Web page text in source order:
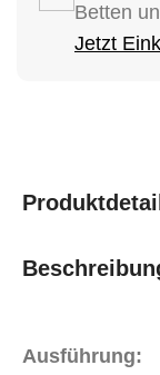
Betten
Jetzt
Ausführung: